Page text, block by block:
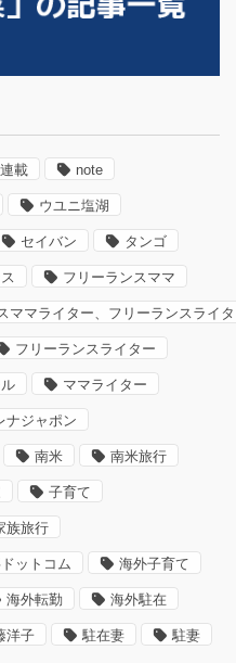
連載 note
ウユニ塩湖
セイバン タンゴ
フリーランスママ
ママライター、フリーランスライ
フリーランスライター
ママライター
ナジャポン
南米 南米旅行
子育て
族旅行
ットコム 海外子育て
海外転勤 海外駐在
洋子 駐在妻 駐妻